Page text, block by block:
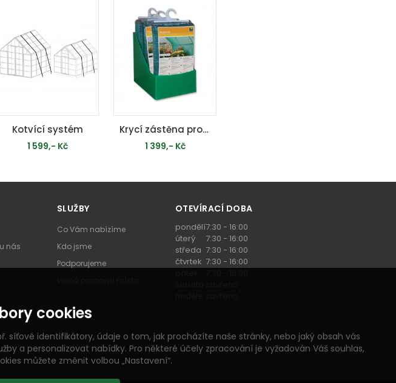
Kotvící systém
1 599,- Kč
PŘIDAT DO KOŠÍKU
Krycí zástěna pro skleníky
1 399,- Kč
PŘIDAT DO KOŠÍKU
nás
SLUŽBY
Co Vám nabízíme
Kdo jsme
Podporujeme
OTEVÍRACÍ DOBA
pondělí7:30 - 16:00
úterý
7:30 - 16:00
středa 7:30 - 16:00
čtvrtek 7:30 - 16:00
cookies
identifikátory, údaje o tom, jak procházíte naše stránky, nebo jaký obsah vás
a personalizovat nabídky. Pro některé účely zpracování je vyžadován Váš souhlas,
můžete změnit volbou „Nastavení“.